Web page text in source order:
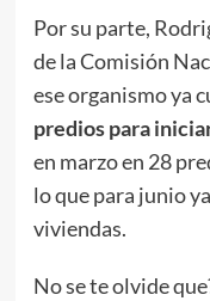
Por su parte,
de la Comisión
ese organismo ya
predios para
en marzo en 28
lo que para junio
viviendas.
No se te olvide